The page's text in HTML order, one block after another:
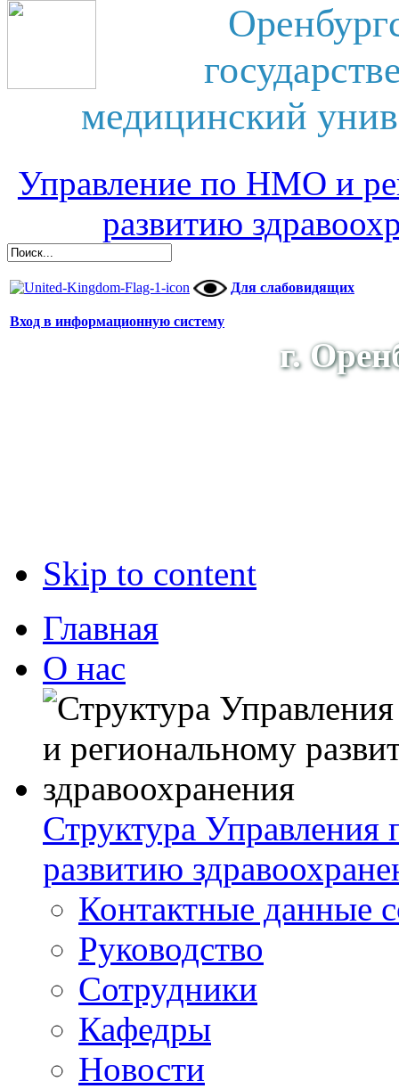
медицинский
Управление по НМО и
развитию
Для слабовидящих
Вход в информационную систему
г.
Skip to content
Главная
О нас
Структура
развитию
Контактные данные
Руководство
Сотрудники
Кафедры
Новости